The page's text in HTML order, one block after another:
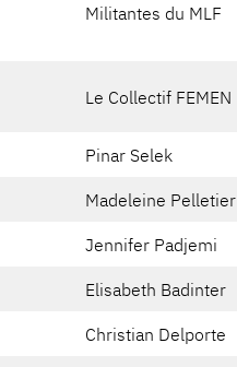
Militantes du MLF
Le Collectif FEMEN
Pinar Selek
Madeleine Pelletier
Jennifer Padjemi
Elisabeth Badinter
Christian Delporte